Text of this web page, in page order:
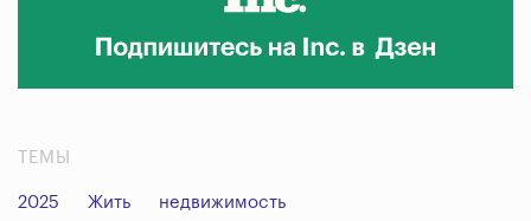
ТЕМЫ
2025 Жить недвижимость